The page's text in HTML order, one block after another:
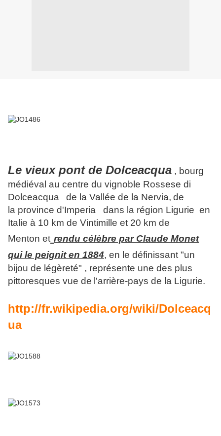
Le vieux pont de Dolceacqua , bourg
médiéval au centre du vignoble Rossese di
Dolceacqua
de la Vallée de la Nervia, de
la province d'Imperia dans la région Ligurie en
Italie à 10 km de Vintimille et 20 km de
Menton et rendu célèbre par Claude Monet
qui le peignit en 1884, en le définissant "un
bijou de légèreté" , représente une des plus
pittoresques vue de l'arrière-pays de la Ligurie.
http://fr.wikipedia.org/wiki/Dolceacq
ua